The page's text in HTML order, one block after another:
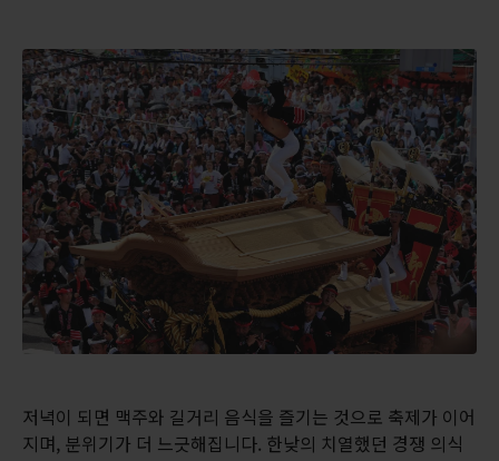
저녁이 되면 맥주와 길거리 음식을 즐기는 것으로 축제가 이어
지며, 분위기가 더 느긋해집니다. 한낮의 치열했던 경쟁 의식